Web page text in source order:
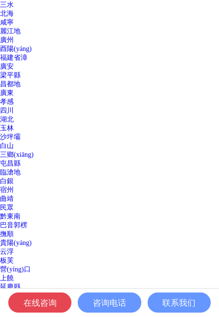
三水
北海
咸寧
麗江地
廣州
酉陽(yáng)
福建省漳
廣安
梁平縣
昌都地
廣東
孝感
四川
湖北
玉林
沙坪壩
白山
三鄉(xiāng)
屯昌縣
臨滄地
白銀
宿州
曲靖
民眾
黔東南
巴音郭楞
撫順
貴陽(yáng)
云浮
板芙
營(yíng)口
上饒
延慶縣
化龍
鐵嶺
雞西
在线咨询 咨询电话 联系我们